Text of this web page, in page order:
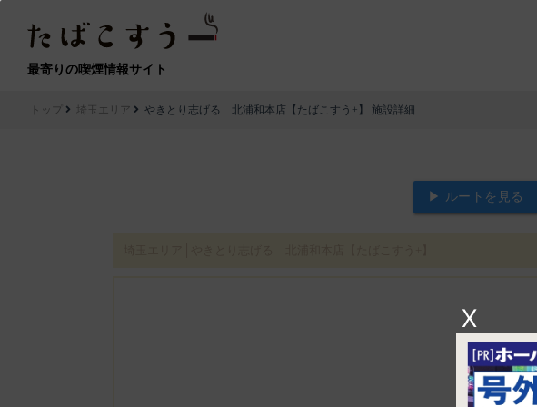
最寄りの喫煙情報サイト
X
トップ 埼玉エリア やきとり志げる 北浦和本店【たばこすう+】 施設詳細
▶ ルートを見る